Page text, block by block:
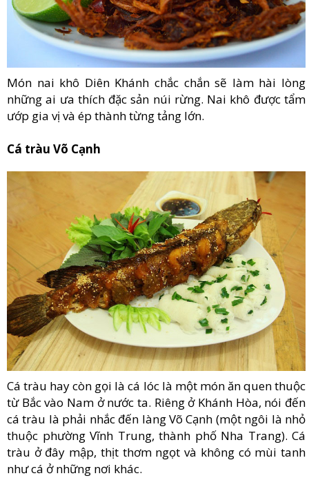
Món nai khô Diên Khánh chắc chắn sẽ làm hài lòng
những ai ưa thích đặc sản núi rừng. Nai khô được tẩm
ướp gia vị và ép thành từng tảng lớn.
Cá tràu Võ Cạnh
Cá tràu hay còn gọi là cá lóc là một món ăn quen thuộc
từ Bắc vào Nam ở nước ta. Riêng ở Khánh Hòa, nói đến
cá tràu là phải nhắc đến làng Võ Cạnh (một ngôi là nhỏ
thuộc phường Vĩnh Trung, thành phố Nha Trang). Cá
tràu ở đây mập, thịt thơm ngọt và không có mùi tanh
như cá ở những nơi khác.